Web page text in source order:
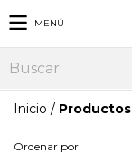
MENÚ
Inicio / Productos
Ordenar por